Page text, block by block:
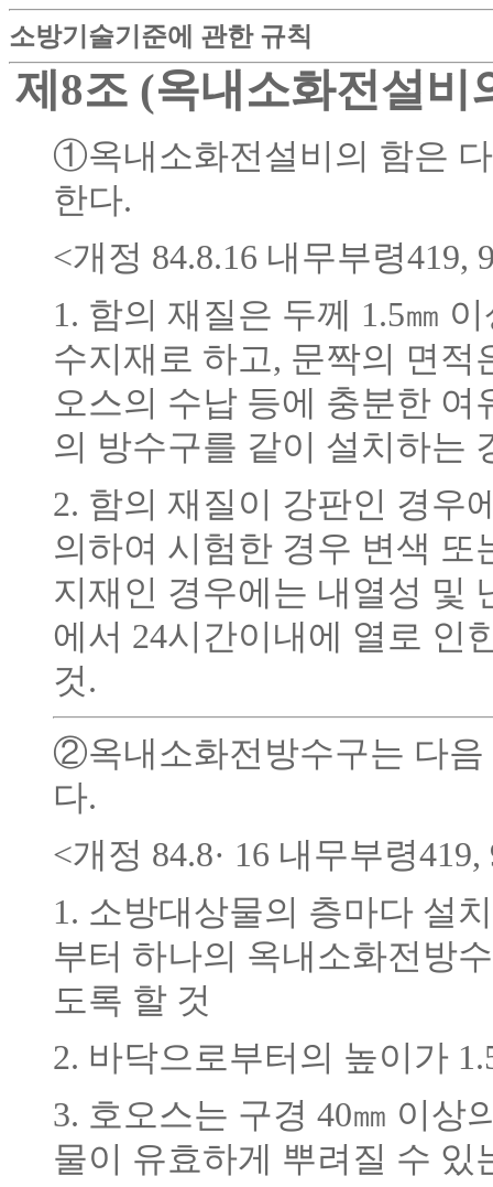
소방기술기준에 관한 규칙
제8조 (옥내소화전설비
①옥내소화전설비의 함은
한다.
<개정 84.8.16 내무부령419,
1. 함의 재질은 두께 1.5㎜
수지재로 하고, 문짝의 면적
오스의 수납 등에 충분한
의 방수구를 같이 설치하는
2. 함의 재질이 강판인 경우
의하여 시험한 경우 변색
지재인 경우에는 내열성 및
에서 24시간이내에 열로 인
것.
②옥내소화전방수구는 다음
다.
<개정 84.8· 16 내무부령419,
1. 소방대상물의 층마다 설
부터 하나의 옥내소화전방
도록 할 것
2. 바닥으로부터의 높이가
3. 호오스는 구경 40㎜ 이상
물이 유효하게 뿌려질 수 있